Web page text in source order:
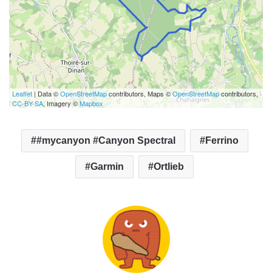
Leaflet | Data ©OpenStreetMapcontributors, Maps ©OpenStreetMapcontributors,
CC-BY-SA, Imagery ©Mapbox
#mycanyon #Canyon Spectral Ferrino
Garmin Ortlieb